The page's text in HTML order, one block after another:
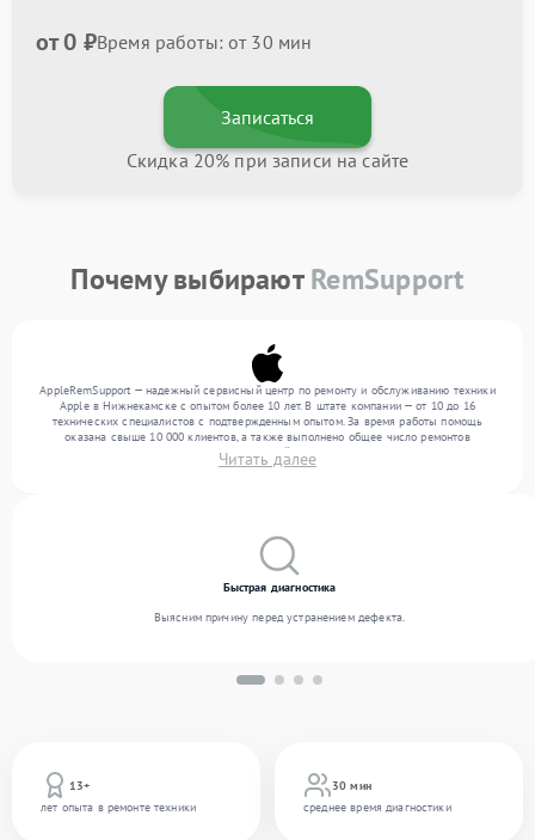
от 0 ₽Время работы: от 30 мин
Записаться
Скидка 20% при записи на сайте
Почему выбираютRemSupport
AppleRemSupport — надежный сервисный центр по ремонту и обслуживанию техники
Apple в Нижнекамске с опытом более 10 лет. В штате компании — от 10 до 16
технических специалистов с подтвержденным опытом. За время работы помощь
оказана свыше 10 000 клиентов, а также выполнено общее число ремонтов
превысило 12 000. Ежемесячно в сервисный центр поступает свыше 300 единиц
техники, включая , , . Мы выполняем ремонт различного уровня сложности и
Читать далее
13+
лет опыта в ремонте техники
30 мин
среднее время диагностики
Быстрая диагностика
Выясним причину перед устранением дефекта.